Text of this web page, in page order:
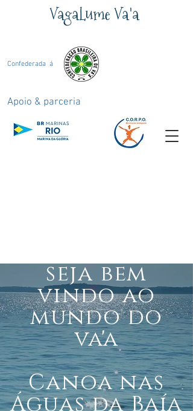
VagaLumeVa'a
Confederada á
Apoio & parceria
seja bem
vindo ao
mundo do
va'a
Canoa nas
Águas da Baía